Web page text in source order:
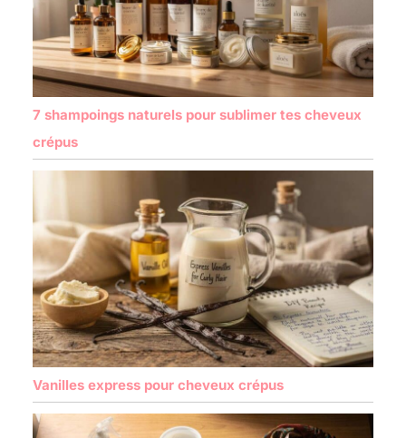
7 shampoings naturels pour sublimer tes cheveux
crépus
Vanilles express pour cheveux crépus